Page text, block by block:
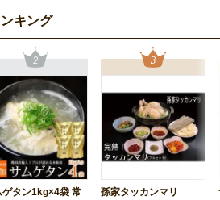
キング
ゲタン1kg×4袋 常
孫家タッカンマリ